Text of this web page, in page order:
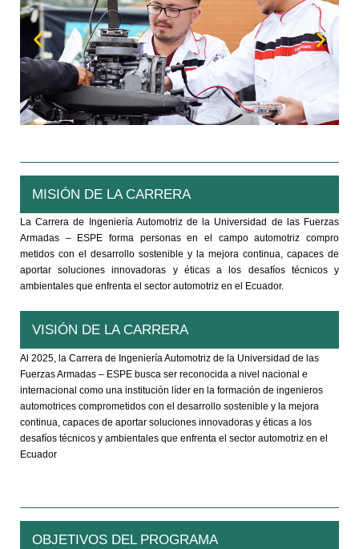
MISIÓN DE LA CARRERA
La Carrera de Ingeniería Automotriz de la Universidad de las Fuerzas
Armadas – ESPE forma personas en el campo automotriz compro
metidos con el desarrollo sostenible y la mejora continua, capaces de
aportar soluciones innovadoras y éticas a los desafíos técnicos y
ambientales que enfrenta el sector automotriz en el Ecuador.
VISIÓN DE LA CARRERA
Al 2025, la Carrera de Ingeniería Automotriz de la Universidad de las
Fuerzas Armadas – ESPE busca ser reconocida a nivel nacional e
internacional como una institución líder en la formación de ingenieros
automotrices comprometidos con el desarrollo sostenible y la mejora
continua, capaces de aportar soluciones innovadoras y éticas a los
desafíos técnicos y ambientales que enfrenta el sector automotriz en el
Ecuador
OBJETIVOS DEL PROGRAMA